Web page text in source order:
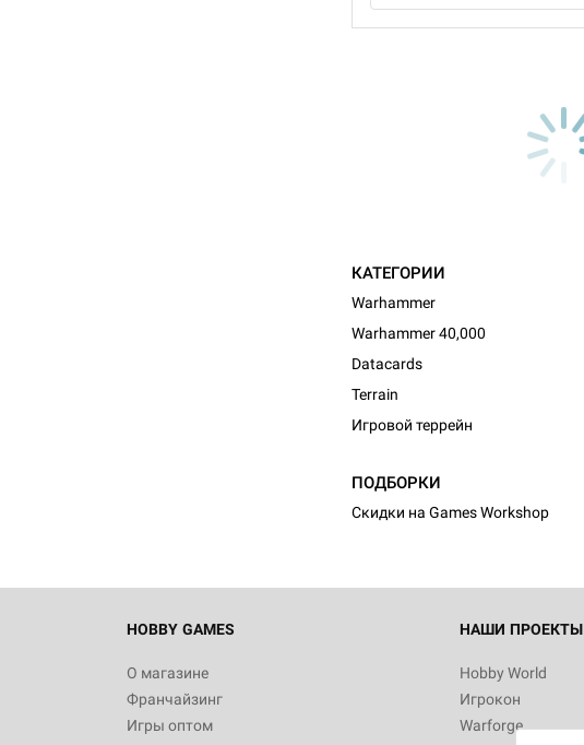
КАТЕГОРИИ
Warhammer
Warhammer 40,000
Datacards
Terrain
Игровой террейн
ПОДБОРКИ
Скидки на Games Workshop
HOBBY GAMES
О магазине
Франчайзинг
Игры оптом
НАШИ ПРОЕКТЫ
Hobby World
Игрокон
Warforge
Настольная игра Hobby World Монстры
Белая смерть
12 990
Настольная игра Hobby World Берсерк.